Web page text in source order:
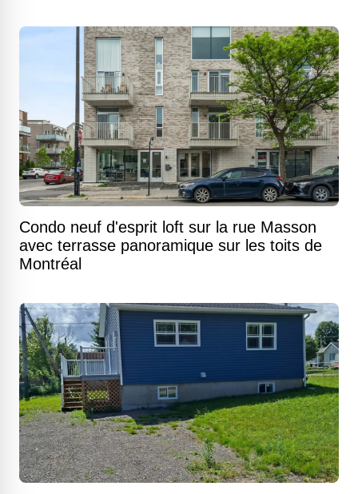
Condo neuf d'esprit loft sur la rue Masson
avec terrasse panoramique sur les toits de
Montréal